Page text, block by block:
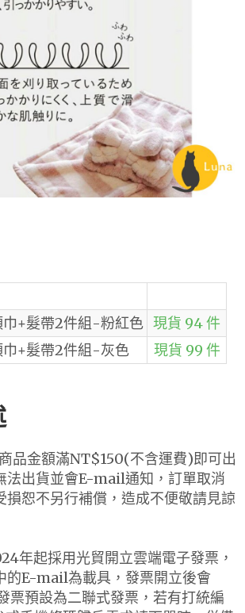
+髮帶2件組-粉紅色 現貨 94 件
+髮帶2件組-灰色
現貨 99 件
品金額滿NT$150(不含運費)即可出
法出貨並會E-mail通知，訂單取消
損恕不另行補償，造成不便敬請見諒
年起採用光貿開立雲端電子發票，
的E-mail為載具，發票開立後會
票預設為二聯式發票，若有打統編